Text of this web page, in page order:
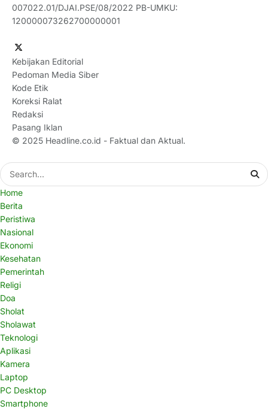
007022.01/DJAI.PSE/08/2022 PB-UMKU:
120000073262700000001
Kebijakan Editorial
Pedoman Media Siber
Kode Etik
Koreksi Ralat
Redaksi
Pasang Iklan
© 2025 Headline.co.id - Faktual dan Aktual.
Home
Berita
Peristiwa
Nasional
Ekonomi
Kesehatan
Pemerintah
Religi
Doa
Sholat
Sholawat
Teknologi
Aplikasi
Kamera
Laptop
PC Desktop
Smartphone